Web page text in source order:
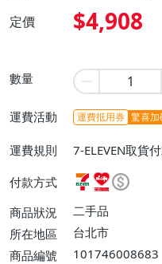
定價 $4,908
數量
運費活動 運費抵用券 驚喜
運費規則
7-ELEVEN取貨
貨付款【免運
付款方式
商品狀況
二手品
所在地區
台北市
商品編號
101746008683